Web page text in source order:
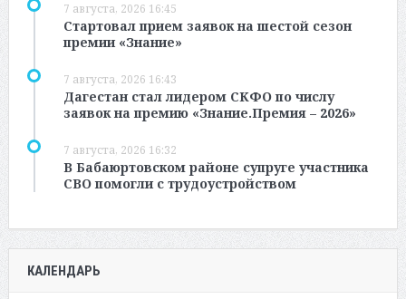
7 августа, 2026 16:45
Стартовал прием заявок на шестой сезон
премии «Знание»
7 августа, 2026 16:43
Дагестан стал лидером СКФО по числу
заявок на премию «Знание.Премия – 2026»
7 августа, 2026 16:32
В Бабаюртовском районе супруге участника
СВО помогли с трудоустройством
КАЛЕНДАРЬ